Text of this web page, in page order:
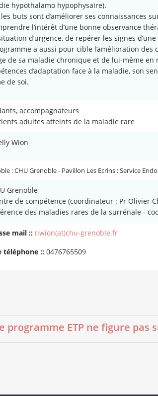
hypothalamo hypophysaire).
buts sont d’améliorer ses connaissances
l’intérêt d’une bonne observance
d’urgence, de repérer les signes
a aussi pour cible l’amélioration
de sa maladie chronique et de lui-même
d’adaptation face à la maladie, son
de soi.
accompagnateurs
adultes atteints de la maladie rare
Wion
: CHU Grenoble - Pavillon Les Ecrins : Service
Grenoble
de compétence (coordinateur : Pr Olivier
des maladies rares de la surrénale -
mail :: nwion(at)chu-grenoble.fr
téléphone :: 0476765509
programme ETP ne figure pas